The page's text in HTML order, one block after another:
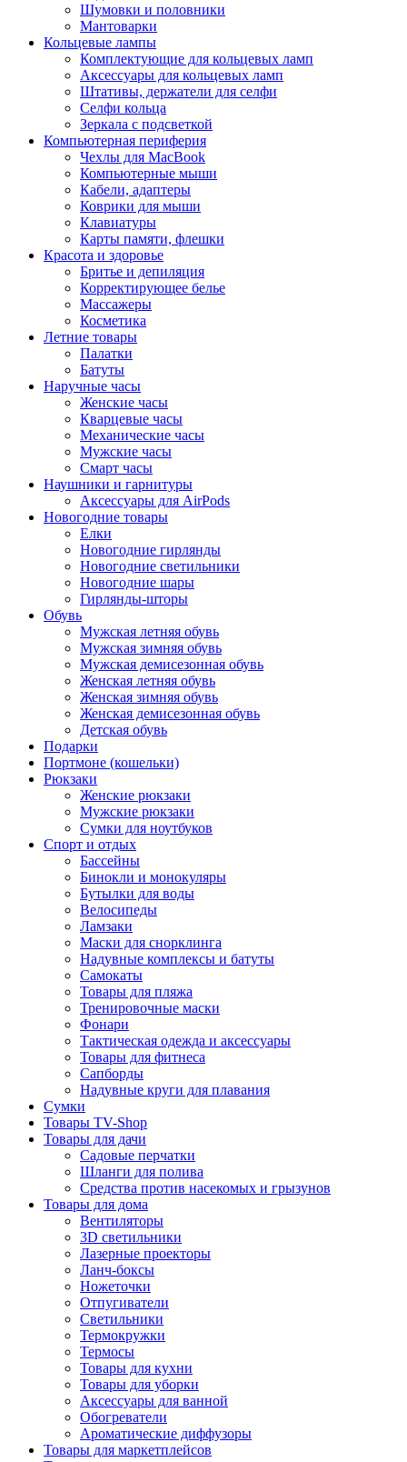
Шумовки и половники
Мантоварки
Кольцевые лампы
Комплектующие для кольцевых ламп
Аксессуары для кольцевых ламп
Штативы, держатели для селфи
Селфи кольца
Зеркала с подсветкой
Компьютерная периферия
Чехлы для MacBook
Компьютерные мыши
Кабели, адаптеры
Коврики для мыши
Клавиатуры
Карты памяти, флешки
Красота и здоровье
Бритье и депиляция
Корректирующее белье
Массажеры
Косметика
Летние товары
Палатки
Батуты
Наручные часы
Женские часы
Кварцевые часы
Механические часы
Мужские часы
Смарт часы
Наушники и гарнитуры
Аксессуары для AirPods
Новогодние товары
Елки
Новогодние гирлянды
Новогодние светильники
Новогодние шары
Гирлянды-шторы
Обувь
Мужская летняя обувь
Мужская зимняя обувь
Мужская демисезонная обувь
Женская летняя обувь
Женская зимняя обувь
Женская демисезонная обувь
Детская обувь
Подарки
Портмоне (кошельки)
Рюкзаки
Женские рюкзаки
Мужские рюкзаки
Сумки для ноутбуков
Спорт и отдых
Бассейны
Бинокли и монокуляры
Бутылки для воды
Велосипеды
Ламзаки
Маски для снорклинга
Надувные комплексы и батуты
Самокаты
Товары для пляжа
Тренировочные маски
Фонари
Тактическая одежда и аксессуары
Товары для фитнеса
Сапборды
Надувные круги для плавания
Сумки
Товары TV-Shop
Товары для дачи
Садовые перчатки
Шланги для полива
Средства против насекомых и грызунов
Товары для дома
Вентиляторы
3D светильники
Лазерные проекторы
Ланч-боксы
Ножеточки
Отпугиватели
Светильники
Термокружки
Термосы
Товары для кухни
Товары для уборки
Аксессуары для ванной
Обогреватели
Ароматические диффузоры
Товары для маркетплейсов